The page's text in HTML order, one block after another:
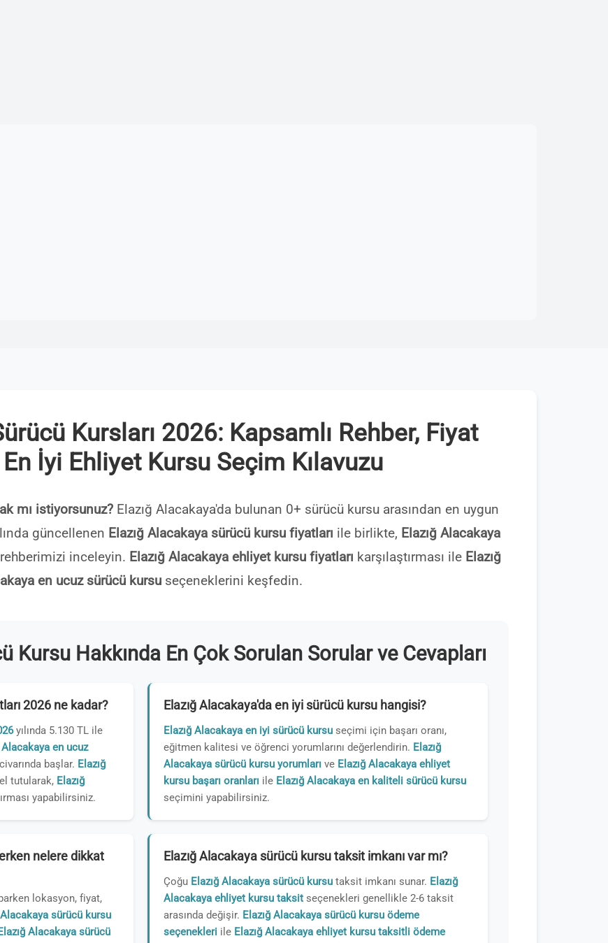
Kursları 2026: Kapsamlı Rehber, Fiyat
İyi Ehliyet Kursu Seçim Kılavuzu
mı istiyorsunuz? Elazığ Alacakaya'da bulunan 0+ sürücü kursu arasından en uygun
güncellenen Elazığ Alacakaya sürücü kursu fiyatları ile birlikte, Elazığ Alacakaya
inceleyin. Elazığ Alacakaya ehliyet kursu fiyatları karşılaştırması ile Elazığ
en ucuz sürücü kursu seçeneklerini keşfedin.
Kursu Hakkında En Çok Sorulan Sorular ve Cevapları
2026 ne kadar?
yılında 5.130 TL ile
Alacakaya en ucuz
başlar. Elazığ
tutularak, Elazığ
yapabilirsiniz.
Elazığ Alacakaya'da en iyi sürücü kursu hangisi?
Elazığ Alacakaya en iyi sürücü kursuseçimi için başarı oranı,
eğitmen kalitesi ve öğrenci yorumlarını değerlendirin. Elazığ
Alacakaya sürücü kursu yorumlarıve Elazığ Alacakaya ehliyet
kursu başarı oranlarıile Elazığ Alacakaya en kaliteli sürücü kursu
seçimini yapabilirsiniz.
nelere dikkat
lokasyon, fiyat,
Alacakaya sürücü kursu
Alacakaya sürücü
Elazığ Alacakaya sürücü kursu taksit imkanı var mı?
Çoğu Elazığ Alacakaya sürücü kursutaksit imkanı sunar. Elazığ
Alacakaya ehliyet kursu taksitseçenekleri genellikle 2-6 taksit
arasında değişir. Elazığ Alacakaya sürücü kursu ödeme
seçenekleriile Elazığ Alacakaya ehliyet kursu taksitli ödeme